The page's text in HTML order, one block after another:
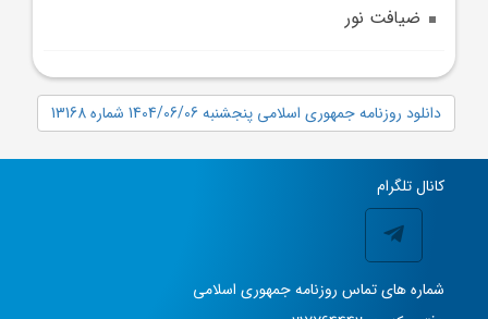
ضيافت نور
دانلود روزنامه جمهوری اسلامی پنجشنبه 1404/06/06 شماره 13168
کانال تلگرام
شماره های تماس روزنامه جمهوری اسلامی